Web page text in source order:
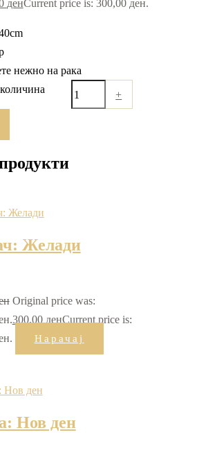
денCurrent price is: 300,00 ден.
нежно на рака
+
Желади
Original price was:
300,00 денCurrent price is:
Нарачај
Нов ден